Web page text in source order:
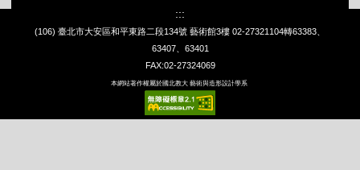
:::
(106) 臺北市大安區和平東路二段134號 藝術館3樓 02-27321104轉63383、
63407、63401
FAX:02-27324069
本網站著作權屬於國北教大 藝術與造形設計學系